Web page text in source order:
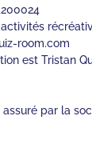
activités
room.com
est Tristan
par la